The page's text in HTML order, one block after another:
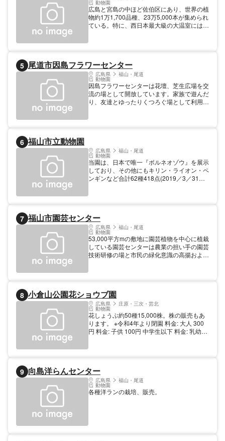
す。動物園
広島と宮島の中ほど佐伯区にあり、世界の植
物約1万1,700品種、23万5,000本が集められ
ている。特に、西日本最大級の大温室には、
5 尾道市因島フラワーセンター
広島県 福山・尾道
動物園
因島フラワーセンターは花壇、芝生広場を交
流の場として開放しています。家族で遊んだ
り、友達とゆったりくつろぐ場として利用し
6 福山市立動物園
広島県 福山・尾道
動物園
当園は、日本で唯一『ボルネオゾウ』を展示
しており、その他にもキリン・ライオン・ペ
ンギンなど合計62種418点(2019／3／31現
7 福山市園芸センター
広島県 福山・尾道
動物園
53,000平方mの敷地に園芸植物を中心に植栽
している園芸センターは農業の担い手の園芸
技術研修の場と市民の緑化意識の高揚および
8 小倉山公園花ショウブ園
広島県 庄原・三次・芸北
動物園
花しょうぶ約50種15,000株。株の販売もあ
ります。 ※令和4年より閉園 料金: 大人 300
円 料金: 子供 100円 中学生以下 料金: 乳幼
9 向島洋らんセンター
広島県 福山・尾道
動物園
各種洋ランの栽培、販売。